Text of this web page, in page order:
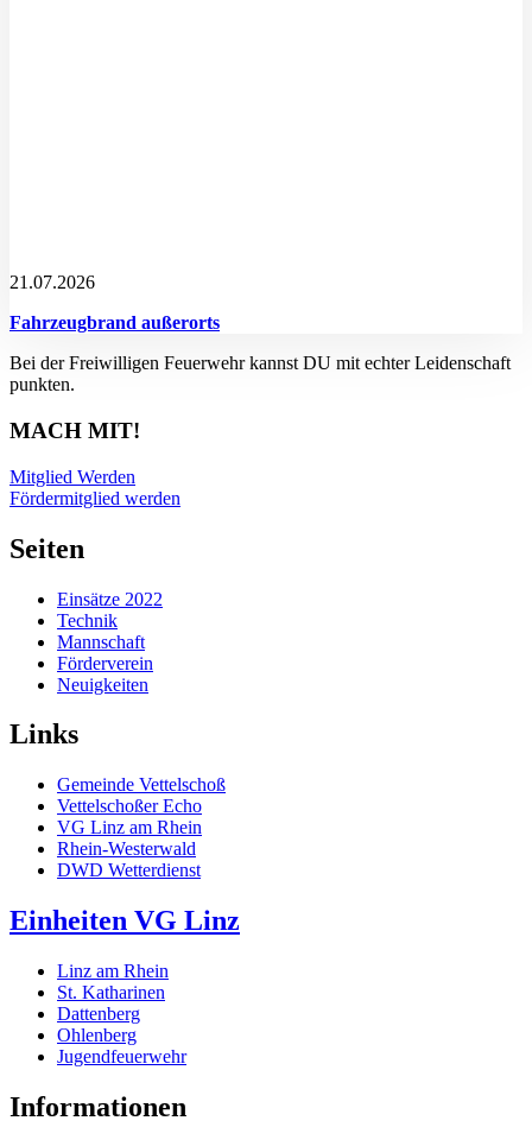
21.07.2026
Fahrzeugbrand außerorts
Bei der Freiwilligen Feuerwehr kannst DU mit echter Leidenschaft
punkten.
MACH MIT!
Mitglied Werden
Fördermitglied werden
Seiten
Einsätze 2022
Technik
Mannschaft
Förderverein
Neuigkeiten
Links
Gemeinde Vettelschoß
Vettelschoßer Echo
VG Linz am Rhein
Rhein-Westerwald
DWD Wetterdienst
Einheiten VG Linz
Linz am Rhein
St. Katharinen
Dattenberg
Ohlenberg
Jugendfeuerwehr
Informationen